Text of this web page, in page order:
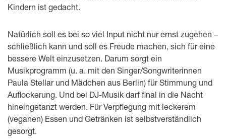
Kindern ist gedacht.
Natürlich soll es bei so viel Input nicht nur ernst zugehen –
schließlich kann und soll es Freude machen, sich für eine
bessere Welt einzusetzen. Darum sorgt ein
Musikprogramm (u. a. mit den Singer/Songwriterinnen
Paula Stellar und Mädchen aus Berlin) für Stimmung und
Auflockerung. Und bei DJ-Musik darf final in die Nacht
hineingetanzt werden. Für Verpflegung mit leckerem
(veganen) Essen und Getränken ist selbstverständlich
gesorgt.